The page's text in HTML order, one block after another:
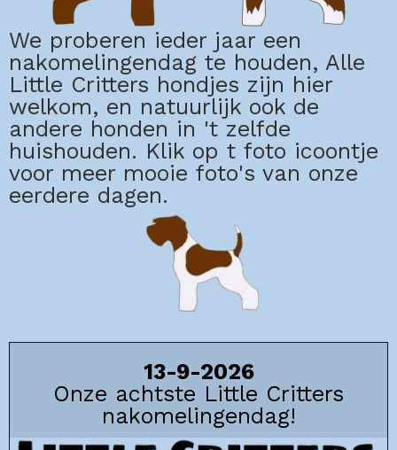
We proberen ieder jaar een
nakomelingendag te houden, Alle
Little Critters hondjes zijn hier
welkom, en natuurlijk ook de
andere honden in 't zelfde
huishouden. Klik op t foto icoontje
voor meer mooie foto's van onze
eerdere dagen.
13-9-2026
Onze achtste Little Critters
nakomelingendag!